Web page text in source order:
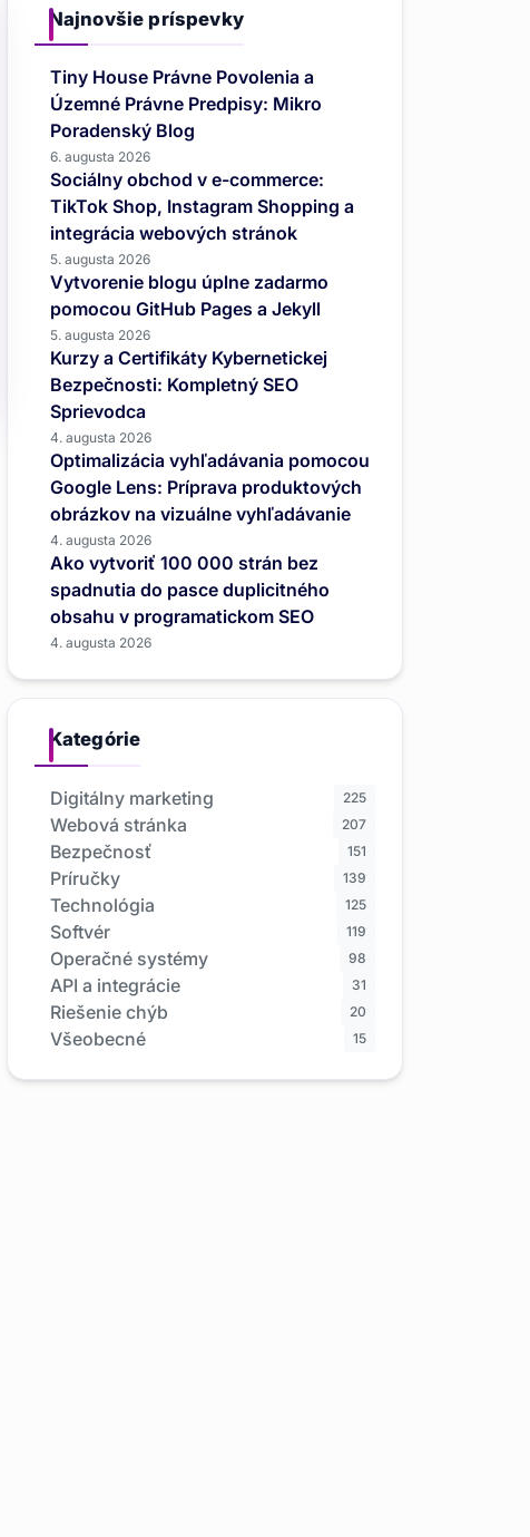
Najnovšie príspevky
Tiny House Právne Povolenia a
Územné Právne Predpisy: Mikro
Poradenský Blog
6. augusta 2026
Sociálny obchod v e-commerce:
TikTok Shop, Instagram Shopping a
integrácia webových stránok
5. augusta 2026
Vytvorenie blogu úplne zadarmo
pomocou GitHub Pages a Jekyll
5. augusta 2026
Kurzy a Certifikáty Kybernetickej
Bezpečnosti: Kompletný SEO
Sprievodca
4. augusta 2026
Optimalizácia vyhľadávania pomocou
Google Lens: Príprava produktových
obrázkov na vizuálne vyhľadávanie
4. augusta 2026
Ako vytvoriť 100 000 strán bez
spadnutia do pasce duplicitného
obsahu v programatickom SEO
4. augusta 2026
Kategórie
Digitálny marketing 225
Webová stránka 207
Bezpečnosť 151
Príručky 139
Technológia 125
Softvér 119
Operačné systémy 98
API a integrácie 31
Riešenie chýb 20
Všeobecné 15